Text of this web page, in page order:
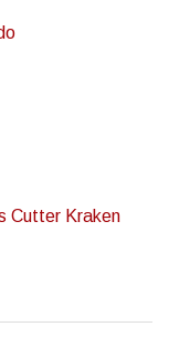
Cutter Kraken